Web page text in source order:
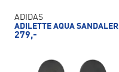
ADIDAS
ADILETTE AQUA SANDALER
279,-